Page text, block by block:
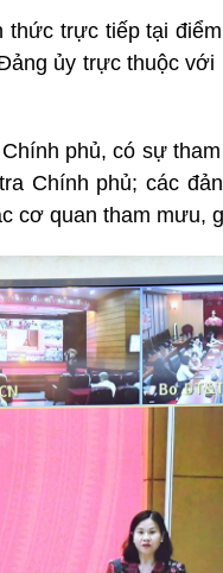
trực tiếp tại
ủy trực thuộc
phủ, có sự
Chính phủ; các
cơ quan tham mưu,